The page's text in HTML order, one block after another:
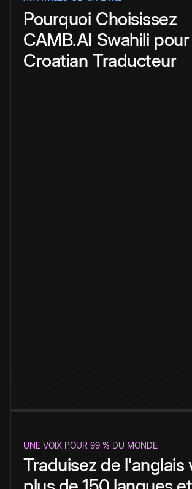
Pourquoi Choisissez
CAMB.AI Swahili pour
Croatian Traducteur
UNE VOIX POUR 99 % DU MONDE
Traduisez de l'anglais